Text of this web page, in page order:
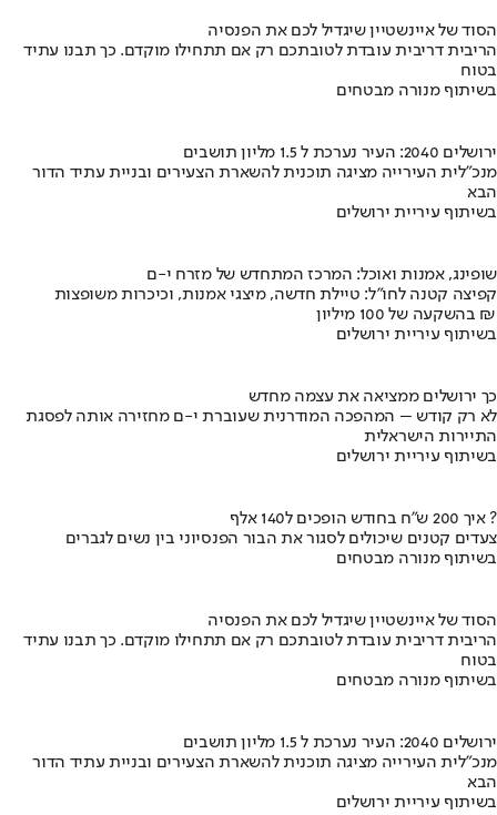
הסוד של איינשטיין שיגדיל לכם את הפנסיה
הריבית דריבית עובדת לטובתכם רק אם תתחילו מוקדם. כך תבנו עתיד
בטוח
בשיתוף מנורה מבטחים
ירושלים 2040: העיר נערכת ל 1.5 מליון תושבים
מנכ"לית העירייה מציגה תוכנית להשארת הצעירים ובניית עתיד הדור
הבא
בשיתוף עיריית ירושלים
שופינג, אמנות ואוכל: המרכז המתחדש של מזרח י-ם
קפיצה קטנה לחו"ל: טיילת חדשה, מיצגי אמנות, וכיכרות משופצות
בהשקעה של 100 מיליון ₪
בשיתוף עיריית ירושלים
כך ירושלים ממציאה את עצמה מחדש
לא רק קודש – המהפכה המודרנית שעוברת י-ם מחזירה אותה לפסגת
התיירות הישראלית
בשיתוף עיריית ירושלים
איך 200 ש"ח בחודש הופכים ל140 אלף ?
צעדים קטנים שיכולים לסגור את הבור הפנסיוני בין נשים לגברים
בשיתוף מנורה מבטחים
הסוד של איינשטיין שיגדיל לכם את הפנסיה
הריבית דריבית עובדת לטובתכם רק אם תתחילו מוקדם. כך תבנו עתיד
בטוח
בשיתוף מנורה מבטחים
ירושלים 2040: העיר נערכת ל 1.5 מליון תושבים
מנכ"לית העירייה מציגה תוכנית להשארת הצעירים ובניית עתיד הדור
הבא
בשיתוף עיריית ירושלים